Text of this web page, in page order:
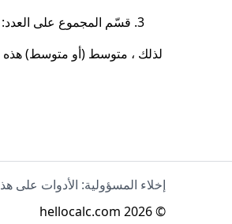
قسّم المجموع على العدد: 27/5 = 5.4
لذلك ، متوسط ​​(أو متوسط) هذه
إخلاء المسؤولية: الأدوات على
©
2026